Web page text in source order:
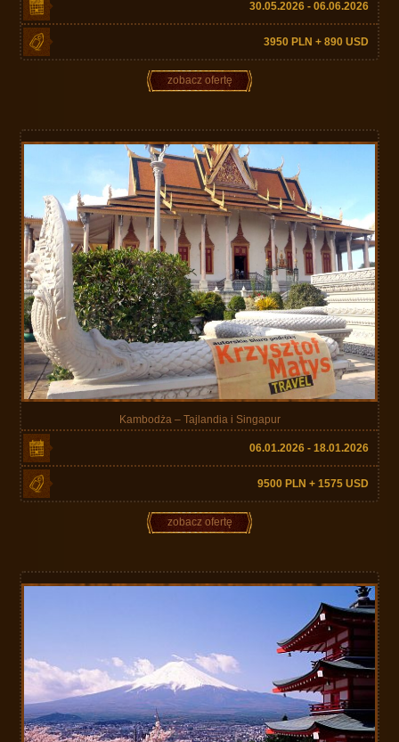
30.05.2026 - 06.06.2026
3950 PLN + 890 USD
zobacz ofertę
Kambodża – Tajlandia i Singapur
06.01.2026 - 18.01.2026
9500 PLN + 1575 USD
zobacz ofertę